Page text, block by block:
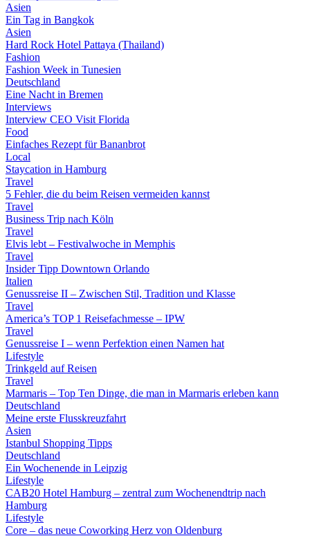
Asien
Ein Tag in Bangkok
Asien
Hard Rock Hotel Pattaya (Thailand)
Fashion
Fashion Week in Tunesien
Deutschland
Eine Nacht in Bremen
Interviews
Interview CEO Visit Florida
Food
Einfaches Rezept für Bananbrot
Local
Staycation in Hamburg
Travel
5 Fehler, die du beim Reisen vermeiden kannst
Travel
Business Trip nach Köln
Travel
Elvis lebt – Festivalwoche in Memphis
Travel
Insider Tipp Downtown Orlando
Italien
Genussreise II – Zwischen Stil, Tradition und Klasse
Travel
America’s TOP 1 Reisefachmesse – IPW
Travel
Genussreise I – wenn Perfektion einen Namen hat
Lifestyle
Trinkgeld auf Reisen
Travel
Marmaris – Top Ten Dinge, die man in Marmaris erleben kann
Deutschland
Meine erste Flusskreuzfahrt
Asien
Istanbul Shopping Tipps
Deutschland
Ein Wochenende in Leipzig
Lifestyle
CAB20 Hotel Hamburg – zentral zum Wochenendtrip nach
Hamburg
Lifestyle
Core – das neue Coworking Herz von Oldenburg